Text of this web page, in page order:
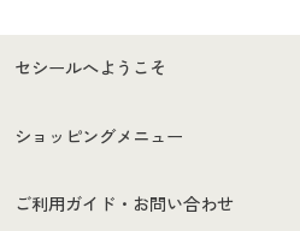
セシールへようこそ
はじめての方へ
セシールご利用規約
ショッピングメニュー
商品カテゴリ
ご利用ガイド・お問い合わせ